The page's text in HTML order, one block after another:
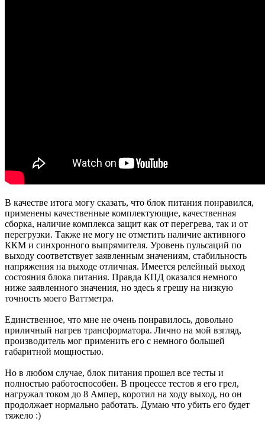
В качестве итога могу сказать, что блок питания понравился,
применены качественные комплектующие, качественная
сборка, наличие комплекса защит как от перегрева, так и от
перегрузки. Также не могу не отметить наличие активного
ККМ и синхронного выпрямителя. Уровень пульсаций по
выходу соответствует заявленным значениям, стабильность
напряжения на выходе отличная. Имеется релейный выход
состояния блока питания. Правда КПД оказался немного
ниже заявленного значения, но здесь я грешу на низкую
точность моего Ваттметра.
Единственное, что мне не очень понравилось, довольно
приличный нагрев трансформатора. Лично на мой взгляд,
производитель мог применить его с немного большей
габаритной мощностью.
Но в любом случае, блок питания прошел все тесты и
полностью работоспособен. В процессе тестов я его грел,
нагружал током до 8 Ампер, коротил на ходу выход, но он
продолжает нормально работать. Думаю что убить его будет
тяжело :)